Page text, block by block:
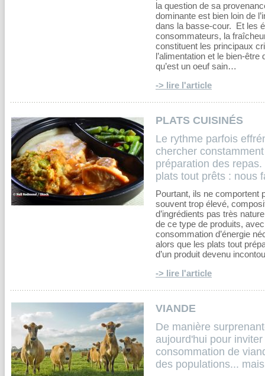
la question de sa
dominante est bien loin de
dans la basse-cour. Et les
consommateurs, la
constituent les principaux
l’alimentation et le bien-
qu’est un oeuf sain…
-> lire l'article
PLATS CUISINÉS
Le rythme parfois
chercher
préparation des repas.
plats tout prêts : nous
Pourtant, ils ne comportent
souvent trop élevé,
d’ingrédients pas très
de ce type de produits,
consommation d’énergie
alors que les plats tout
d’un produit devenu
-> lire l'article
VIANDE
De manière
aujourd'hui pour
consommation de
des populations...